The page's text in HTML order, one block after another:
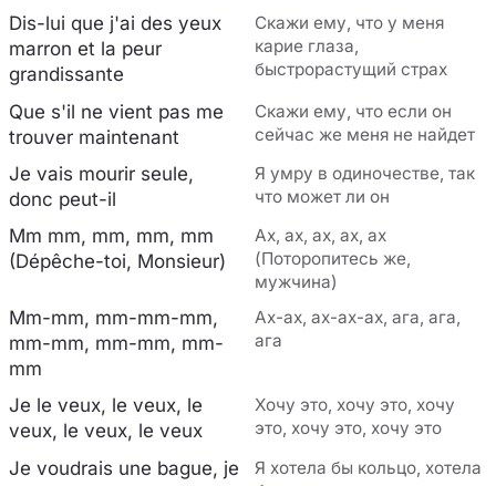
Dis-lui que j'ai des yeux
marron et la peur
grandissante
Скажи ему, что у меня
карие глаза,
быстрорастущий страх
Que s'il ne vient pas me
trouver maintenant
Скажи ему, что если он
сейчас же меня не найдет
Je vais mourir seule,
donc peut-il
Я умру в одиночестве, так
что может ли он
Mm mm, mm, mm, mm
(Dépêche-toi, Monsieur)
Ах, ах, ах, ах, ах
(Поторопитесь же,
мужчина)
Mm-mm, mm-mm-mm,
mm-mm, mm-mm, mm-
mm
Ах-ах, ах-ах-ах, ага, ага,
ага
Je le veux, le veux, le
veux, le veux, le veux
Хочу это, хочу это, хочу
это, хочу это, хочу это
Je voudrais une bague, je
Я хотела бы кольцо, хотела